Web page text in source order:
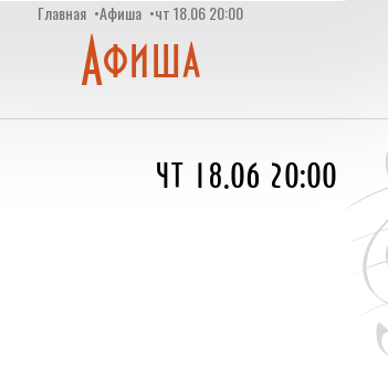
Главная Афиша чт 18.06 20:00
Афиша
чт 18.06 20:00